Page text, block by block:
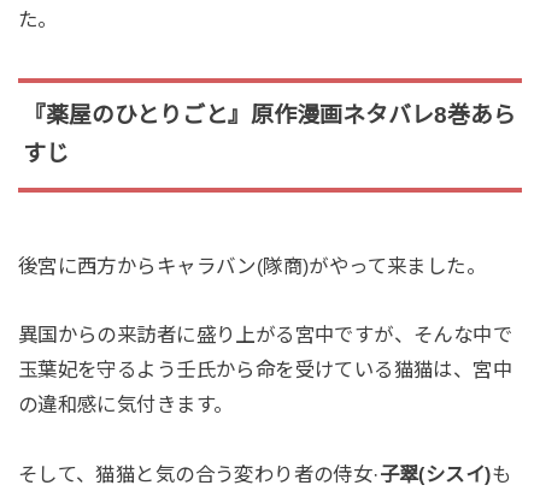
た。
『薬屋のひとりごと』原作漫画ネタバレ8巻あら
すじ
後宮に西方からキャラバン(隊商)がやって来ました。
異国からの来訪者に盛り上がる宮中ですが、そんな中で
玉葉妃を守るよう壬氏から命を受けている猫猫は、宮中
の違和感に気付きます。
そして、猫猫と気の合う変わり者の侍女·子翠(シスイ)も